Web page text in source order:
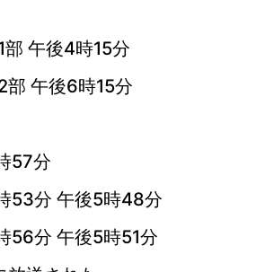
午後4時15分
午後6時15分
57分
53分 午後5時48分
56分 午後5時51分